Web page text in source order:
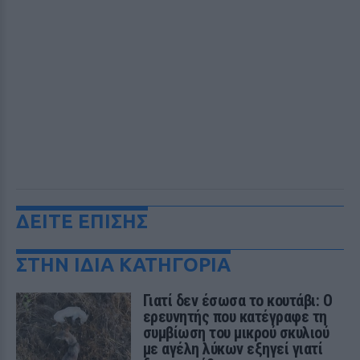
ΔΕΙΤΕ ΕΠΙΣΗΣ
ΣΤΗΝ ΙΔΙΑ ΚΑΤΗΓΟΡΙΑ
Γιατί δεν έσωσα το κουτάβι: Ο
ερευνητής που κατέγραφε τη
συμβίωση του μικρού σκυλιού
με αγέλη λύκων εξηγεί γιατί